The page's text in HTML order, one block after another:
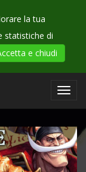
la tua
statistiche di
e chiudi